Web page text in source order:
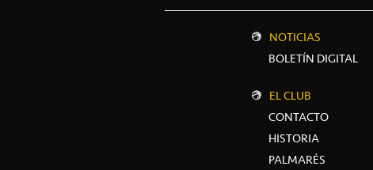
NOTICIAS
BOLETÍN DIGITAL
EL CLUB
CONTACTO
HISTORIA
PALMARÉS